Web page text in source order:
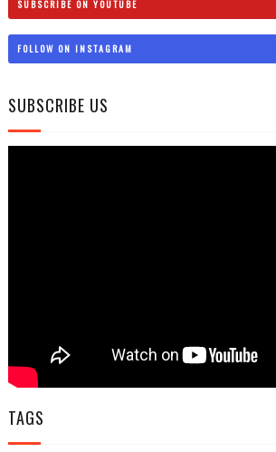
SUBSCRIBE ON YOUTUBE
FOLLOW ON INSTAGRAM
SUBSCRIBE US
TAGS